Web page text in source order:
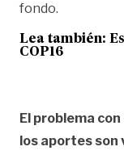
fondo.
Lea también:
COP16
El problema
los aportes